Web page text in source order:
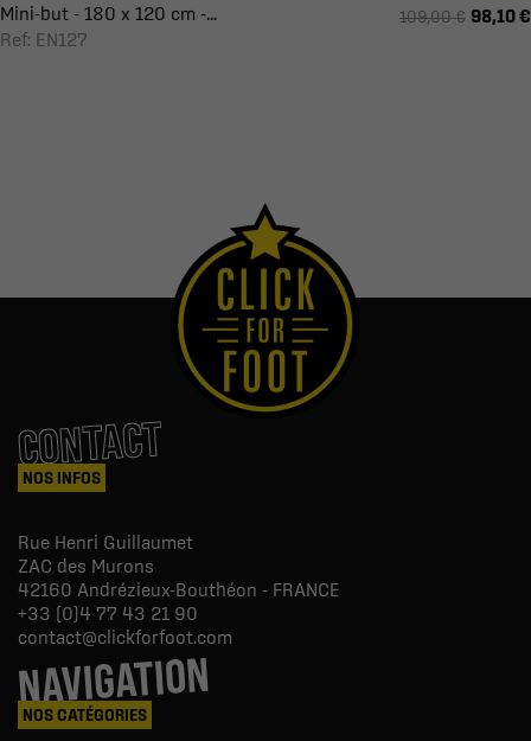
Mini-but - 180 x 120 cm -...
Ref: EN127
109,00 € 98,10 €
CONTACT
NOS INFOS
Rue Henri Guillaumet
ZAC des Murons
42160 Andrézieux-Bouthéon - FRANCE
+33 (0)4 77 43 21 90
contact@clickforfoot.com
NAVIGATION
NOS CATÉGORIES